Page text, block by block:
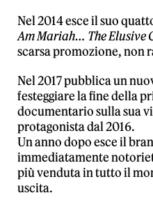
Nel 2014 esce il suo
Am Mariah… The Elusive
scarsa promozione, non
Nel 2017 pubblica un
festeggiare la fine della
documentario sulla sua
protagonista dal 2016.
Un anno dopo esce il
immediatamente
più venduta in tutto il
uscita.